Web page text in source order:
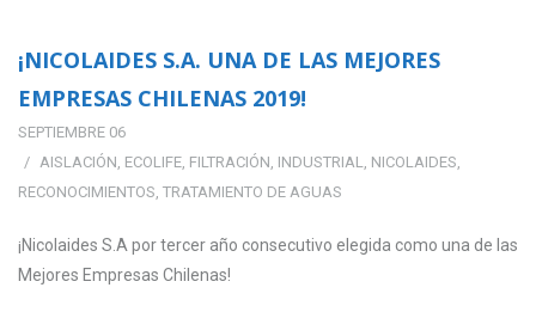
¡NICOLAIDES S.A. UNA DE LAS MEJORES
EMPRESAS CHILENAS 2019!
SEPTIEMBRE 06
AISLACIÓN, ECOLIFE, FILTRACIÓN, INDUSTRIAL, NICOLAIDES,
RECONOCIMIENTOS, TRATAMIENTO DE AGUAS
¡Nicolaides S.A por tercer año consecutivo elegida como una de las
Mejores Empresas Chilenas!